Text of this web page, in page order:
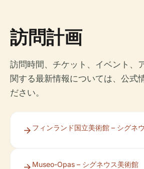
訪問計画
訪問時間、チケット、イベント、
関する最新情報については、公式
ださい。
フィンランド国立美術館 – シグネ
Museo-Opas – シグネウス美術館